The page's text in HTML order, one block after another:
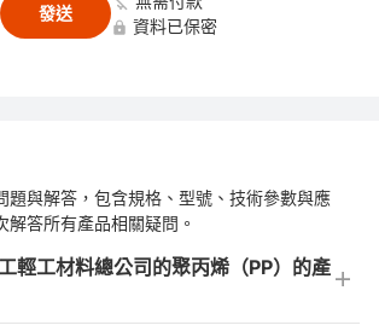
發送
資料已保密
題與解答，包含規格、型號、技術參數與應
解答所有產品相關疑問。
輕工材料總公司的聚丙烯（PP）的產